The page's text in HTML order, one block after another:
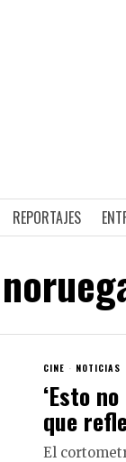
REPORTAJES
CINE · NOTICIAS
‘Esto
que
El